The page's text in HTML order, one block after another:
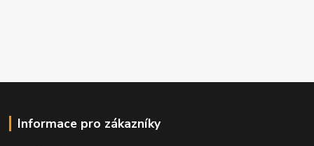
Informace pro zákazníky